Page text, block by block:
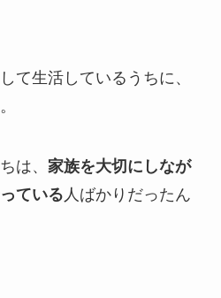
て生活しているうちに、
は、 家族を大切にしなが
ている 人ばかりだったん